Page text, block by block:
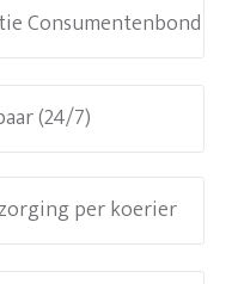
Consumentenbond
(24/7)
per koerier